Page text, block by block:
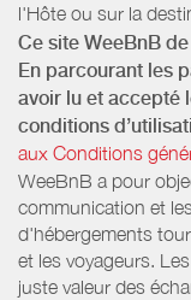
l'Hôte ou sur la
Ce site WeeBnB
En parcourant les
avoir lu et accepté
conditions
aux Conditions
WeeBnB a pour
communication et
d'hébergements
et les voyageurs.
juste valeur des